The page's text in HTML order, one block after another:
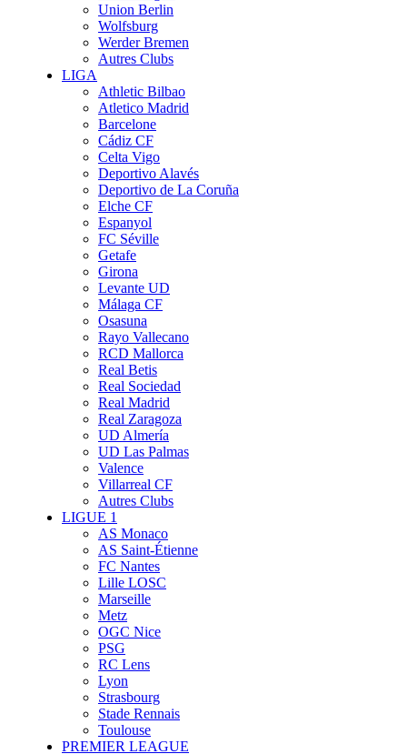
Union Berlin
Wolfsburg
Werder Bremen
Autres Clubs
LIGA
Athletic Bilbao
Atletico Madrid
Barcelone
Cádiz CF
Celta Vigo
Deportivo Alavés
Deportivo de La Coruña
Elche CF
Espanyol
FC Séville
Getafe
Girona
Levante UD
Málaga CF
Osasuna
Rayo Vallecano
RCD Mallorca
Real Betis
Real Sociedad
Real Madrid
Real Zaragoza
UD Almería
UD Las Palmas
Valence
Villarreal CF
Autres Clubs
LIGUE 1
AS Monaco
AS Saint-Étienne
FC Nantes
Lille LOSC
Marseille
Metz
OGC Nice
PSG
RC Lens
Lyon
Strasbourg
Stade Rennais
Toulouse
PREMIER LEAGUE